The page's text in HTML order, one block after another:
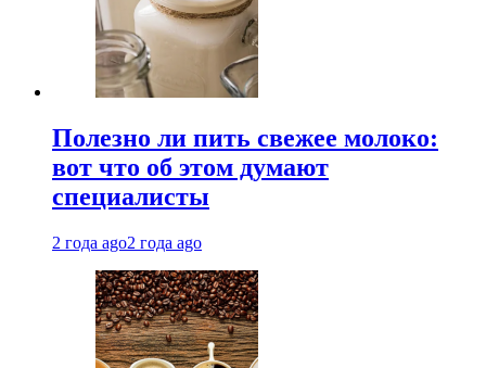
Полезно ли пить свежее молоко:
вот что об этом думают
специалисты
2 года ago2 года ago